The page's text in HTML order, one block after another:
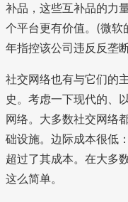
补品，这些互补品的力
个平台更有价值。(微
年指控该公司违反反垄
社交网络也有与它们的
史。考虑一下现代的、
网络。大多数社交网络
础设施。边际成本很低
超过了其成本。在大多
这么简单。